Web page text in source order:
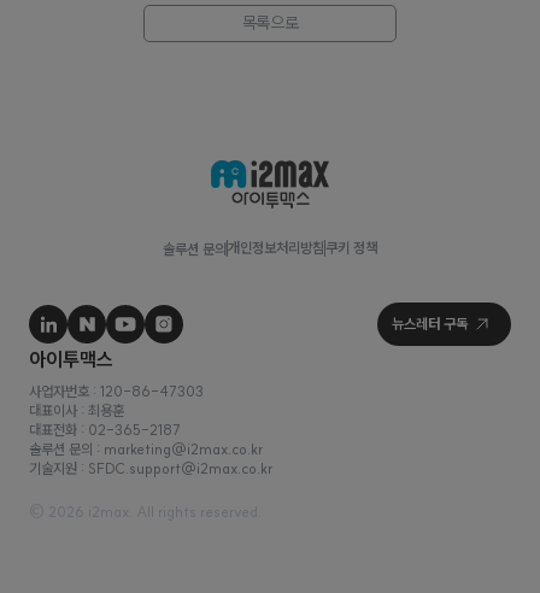
목록으로
솔루션 문의 개인정보처리방침 쿠키 정책
사업자번호 : 120-86-47303
대표이사 : 최용훈
© 2026 i2max. All rights reserved.
솔루션 문의 : marketing@i2max.co.kr
기술지원 : SFDC.support@i2max.co.kr
대표전화 : 02-365-2187